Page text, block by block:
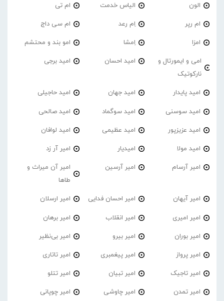
الون الیاس خدمت ام تی
ام رپر اِم رعد ام سی داج
امزا اِمشا امو بند و محتشم
امی و ایمورتال و
نارکوتیک
امید احسان امید برجی
امید پایدار امید جهان امید حاجیلی
امید سوسنی امید سوگماد امید صالحی
امید عزیزپور امید عظیمی امید لوافان
امید مولا امیدیار امیر آر زد
امیر آرسام امیر آرسین
امیر آن میراث و
طاها
امیر آیهان امیر احسان فدایی امیر ارسلان
امیر امیری امیر انقلاب امیر برهان
امیر‌ بوران امیر بیرو امیر بی‌نظیر
امیر پرواز امیر پیغمبری امیر تاتاری
امیر تاجیک امیر تبیان امیر تتلو
امیر تمدن امیر چاوشی امیر چوپانی